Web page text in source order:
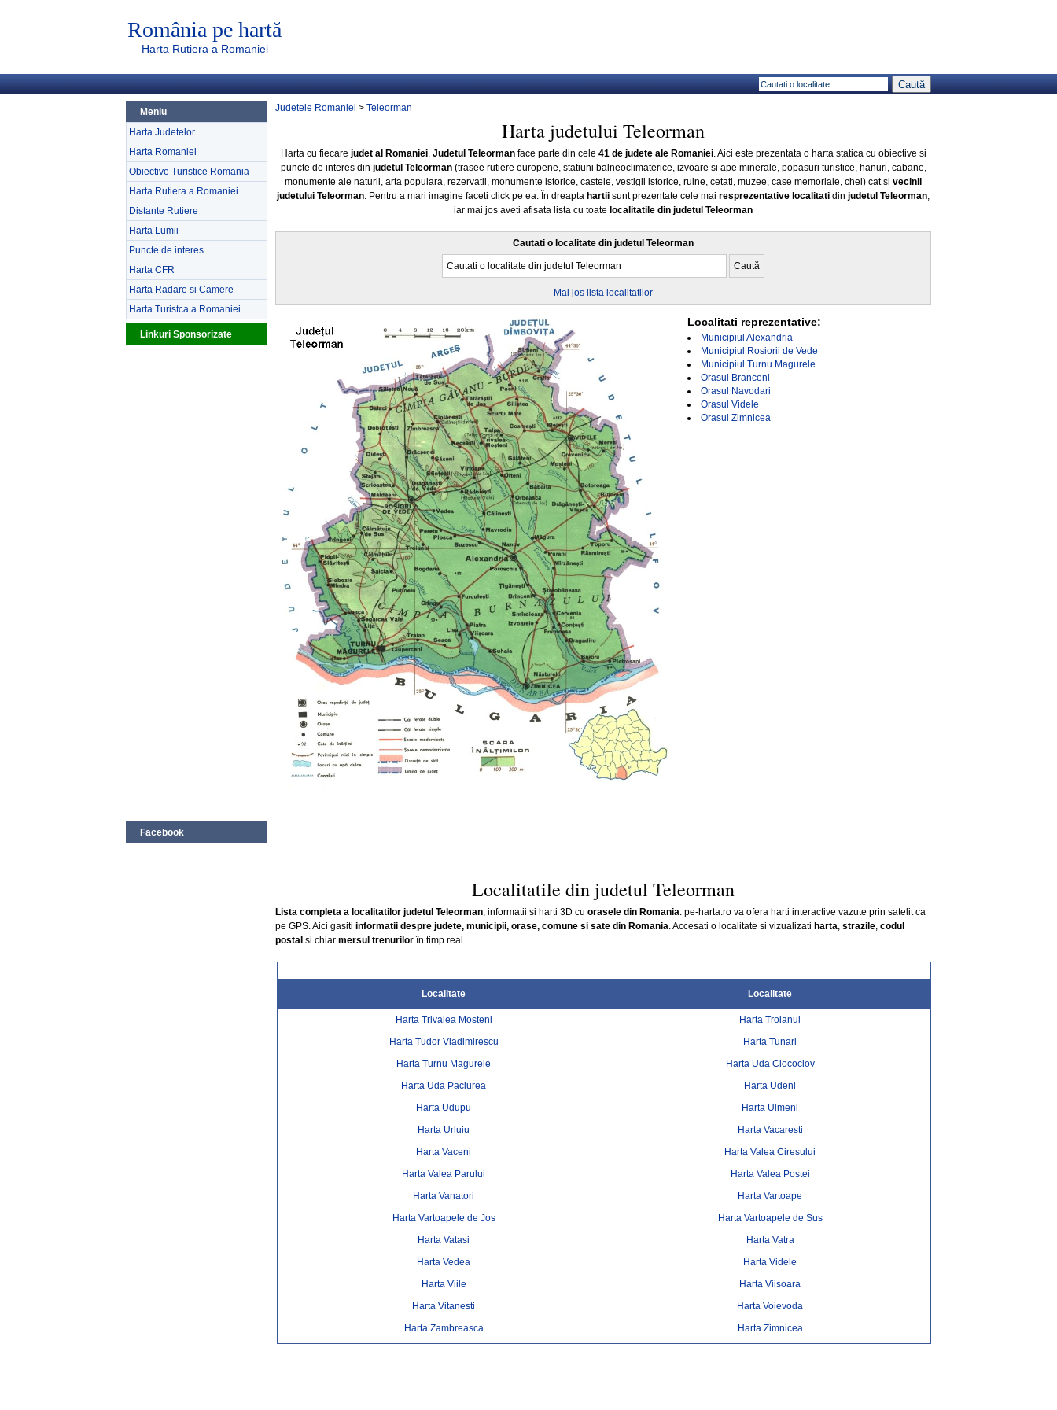
România pe hartă
Harta Rutiera a Romaniei
Meniu
Harta Judetelor
Harta Romaniei
Obiective Turistice Romania
Harta Rutiera a Romaniei
Distante Rutiere
Harta Lumii
Puncte de interes
Harta CFR
Harta Radare si Camere
Harta Turistca a Romaniei
Linkuri Sponsorizate
Facebook
Judetele Romaniei > Teleorman
Harta judetului Teleorman
Harta cu fiecare judet al Romaniei. Judetul Teleormanface parte din cele 41 de judete ale Romaniei. Aici este prezentata o harta statica cu obiective si
puncte de interes din judetul Teleorman(trasee rutiere europene, statiuni balneoclimaterice, izvoare si ape minerale, popasuri turistice, hanuri, cabane,
monumente ale naturii, arta populara, rezervatii, monumente istorice, castele, vestigii istorice, ruine, cetati, muzee, case memoriale, chei) cat si vecinii
judetului Teleorman. Pentru a mari imagine faceti click pe ea. În dreapta hartii sunt prezentate cele mai resprezentative localitati din judetul Teleorman,
iar mai jos aveti afisata lista cu toate localitatile din judetul Teleorman
Cautati o localitate din judetul Teleorman
Mai jos lista localitatilor
Localitati reprezentative:
Municipiul Alexandria
Municipiul Rosiorii de Vede
Municipiul Turnu Magurele
Orasul Branceni
Orasul Navodari
Orasul Videle
Orasul Zimnicea
Localitatile din judetul Teleorman
Lista completa a localitatilor judetul Teleorman, informatii si harti 3D cu orasele din Romania. pe-harta.ro va ofera harti interactive vazute prin satelit ca
pe GPS. Aici gasiti informatii despre judete, municipii, orase, comune si sate din Romania. Accesati o localitate si vizualizati harta, strazile, codul
postal si chiar mersul trenurilor în timp real.
Localitate Localitate
Harta Trivalea Mosteni
Harta Troianul
Harta Tudor Vladimirescu
Harta Tunari
Harta Turnu Magurele
Harta Uda Clocociov
Harta Uda Paciurea
Harta Udeni
Harta Udupu
Harta Ulmeni
Harta Urluiu
Harta Vacaresti
Harta Vaceni
Harta Valea Ciresului
Harta Valea Parului
Harta Valea Postei
Harta Vanatori
Harta Vartoape
Harta Vartoapele de Jos
Harta Vartoapele de Sus
Harta Vatasi
Harta Vatra
Harta Vedea
Harta Videle
Harta Viile
Harta Viisoara
Harta Vitanesti
Harta Voievoda
Harta Zambreasca
Harta Zimnicea